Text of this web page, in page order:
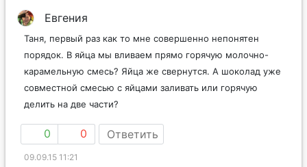
Евгения
Таня, первый раз как то мне совершенно непонятен
порядок. В яйца мы вливаем прямо горячую молочно-
карамельную смесь? Яйца же свернутся. А шоколад уже
совместной смесью с яйцами заливать или горячую
делить на две части?
0 0 Ответить
09.09.15 11:21